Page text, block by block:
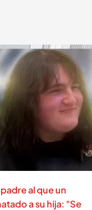
a
la casa
del novio de la
al que un
a su hija: "Se